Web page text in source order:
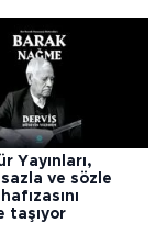
Yayınları,
sazla ve sözle
taşıyor